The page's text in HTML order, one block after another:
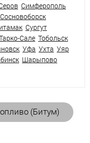
Симферополь
Сосновоборск
Сургут
Сале Тобольск
Уфа Ухта Уяр
Шарыпово
(Битум)